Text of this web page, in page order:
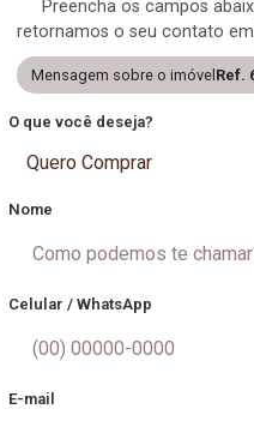
Preencha os campos
retornamos o seu contato em
Mensagem sobre o imóvel Ref.
O que você deseja?
Quero Comprar
Nome
Celular / WhatsApp
E-mail